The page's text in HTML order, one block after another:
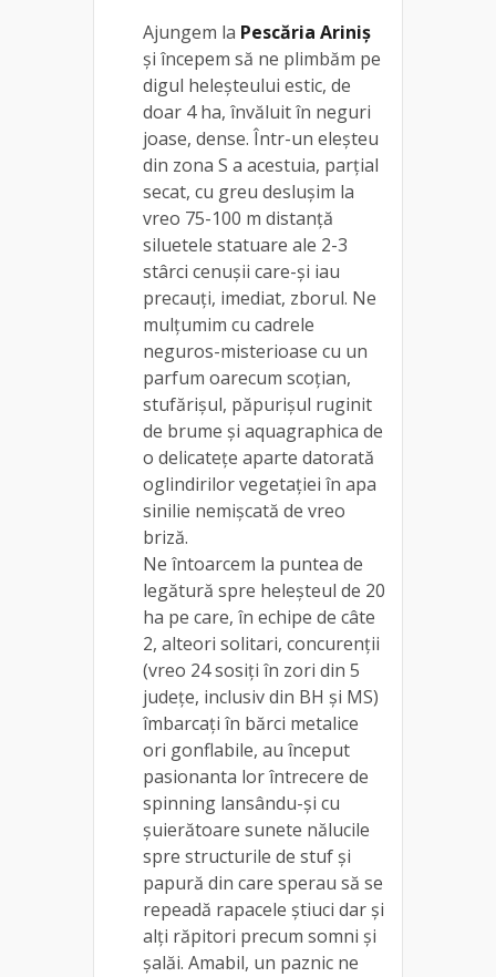
Ajungem la Pescăria Ariniș
și începem să ne plimbăm pe
digul heleșteului estic, de
doar 4 ha, învăluit în neguri
joase, dense. Într-un eleșteu
din zona S a acestuia, parțial
secat, cu greu deslușim la
vreo 75-100 m distanță
siluetele statuare ale 2-3
stârci cenușii care-și iau
precauți, imediat, zborul. Ne
mulțumim cu cadrele
neguros-misterioase cu un
parfum oarecum scoțian,
stufărișul, păpurișul ruginit
de brume și aquagraphica de
o delicatețe aparte datorată
oglindirilor vegetației în apa
sinilie nemișcată de vreo
briză.
Ne întoarcem la puntea de
legătură spre heleșteul de 20
ha pe care, în echipe de câte
2, alteori solitari, concurenții
(vreo 24 sosiți în zori din 5
județe, inclusiv din BH și MS)
îmbarcați în bărci metalice
ori gonflabile, au început
pasionanta lor întrecere de
spinning lansându-și cu
șuierătoare sunete nălucile
spre structurile de stuf și
papură din care sperau să se
repeadă rapacele știuci dar și
alți răpitori precum somni și
șalăi. Amabil, un paznic ne